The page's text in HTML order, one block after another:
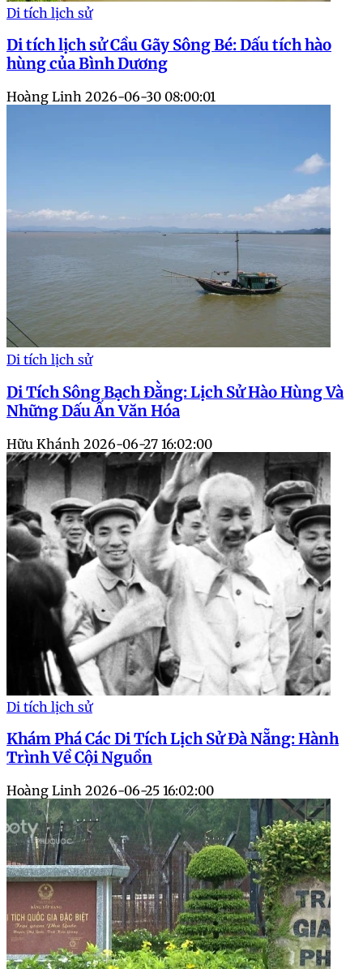
Di tích lịch sử
Di tích lịch sử Cầu Gãy Sông Bé: Dấu tích hào
hùng của Bình Dương
Hoàng Linh 2026-06-30 08:00:01
Di tích lịch sử
Di Tích Sông Bạch Đằng: Lịch Sử Hào Hùng Và
Những Dấu Ấn Văn Hóa
Hữu Khánh 2026-06-27 16:02:00
Di tích lịch sử
Khám Phá Các Di Tích Lịch Sử Đà Nẵng: Hành
Trình Về Cội Nguồn
Hoàng Linh 2026-06-25 16:02:00